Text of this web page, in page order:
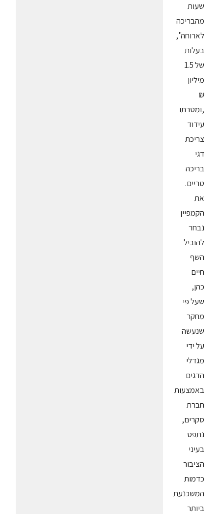
שעות
מהבריכה
לארוחה",
בעלות
של 1.5
מיליון
₪
,ומטרתו
עידוד
צריכת
דגי
בריכה
טריים.
את
הקמפיין
נבחר
להוביל
השף
חיים
כהן,
שעל פי
מחקר
שנעשה
על ידי
מגדלי
הדגים
באמצעות
חברת
סקרים,
נתפס
בעיני
הציבור
כדמות
המשכנעת
ביותר